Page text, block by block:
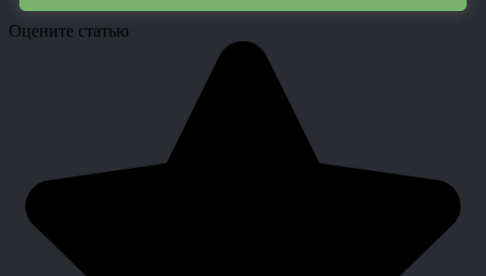
Оцените статью